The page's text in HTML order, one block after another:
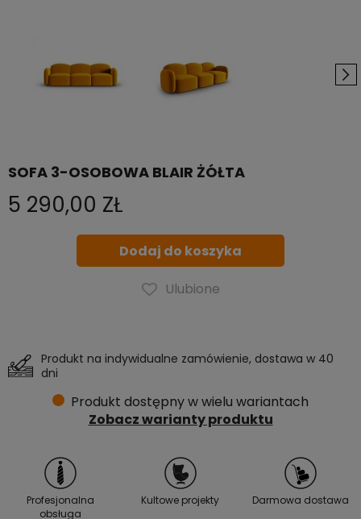
SOFA 3-OSOBOWA BLAIR ŻÓŁTA
5 290,00 ZŁ
Dodaj do koszyka
Ulubione
Produkt na indywidualne zamówienie, dostawa w 40
dni
Produkt dostępny w wielu wariantach
Zobacz warianty produktu
Profesjonalna
obsługa
Kultowe projekty Darmowa dostawa